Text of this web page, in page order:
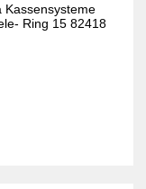
Kassensysteme
Ring 15 82418